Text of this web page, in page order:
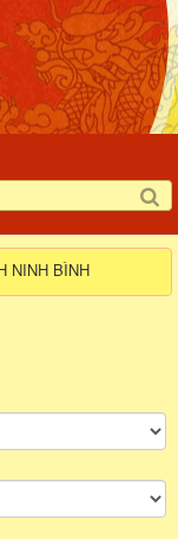
NINH BÌNH